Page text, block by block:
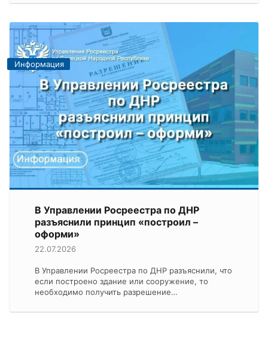
Информация
В Управлении Росреестра по ДНР
разъяснили принцип «построил –
оформи»
22.07.2026
В Управлении Росреестра по ДНР разъяснили, что
если построено здание или сооружение, то
необходимо получить разрешение…